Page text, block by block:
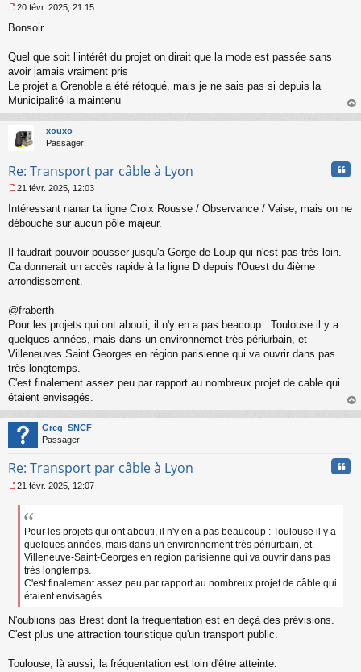
e
g
e
n
o
u
20 févr. 2025, 21:15
Bonsoir
Quel que soit l’intérêt du projet on dirait que la mode est passée sans
avoir jamais vraiment pris
Le projet a Grenoble a été rétoqué, mais je ne sais pas si depuis la
Municipalité la maintenu
au
xouxo
Passager
Re: Transport par câble à Lyon
e
s
a
g
e
n
n
u
21 févr. 2025, 12:03
Intéressant nanar ta ligne Croix Rousse / Observance / Vaise, mais on ne
débouche sur aucun pôle majeur.
Il faudrait pouvoir pousser jusqu'a Gorge de Loup qui n'est pas très loin.
Ca donnerait un accès rapide à la ligne D depuis l'Ouest du 4ième
arrondissement.
@fraberth
Pour les projets qui ont abouti, il n'y en a pas beacoup : Toulouse il y a
quelques années, mais dans un environnemet très périurbain, et
Villeneuves Saint Georges en région parisienne qui va ouvrir dans pas
très longtemps.
C'est finalement assez peu par rapport au nombreux projet de cable qui
étaient envisagés.
au
Greg_SNCF
Passager
Re: Transport par câble à Lyon
e
21 févr. 2025, 12:07
Pour les projets qui ont abouti, il n'y en a pas beaucoup : Toulouse il y a
quelques années, mais dans un environnement très périurbain, et
Villeneuve-Saint-Georges en région parisienne qui va ouvrir dans pas
très longtemps.
C'est finalement assez peu par rapport au nombreux projet de câble qui
étaient envisagés.
N'oublions pas Brest dont la fréquentation est en deçà des prévisions.
C'est plus une attraction touristique qu'un transport public.
Toulouse, là aussi, la fréquentation est loin d'être atteinte.